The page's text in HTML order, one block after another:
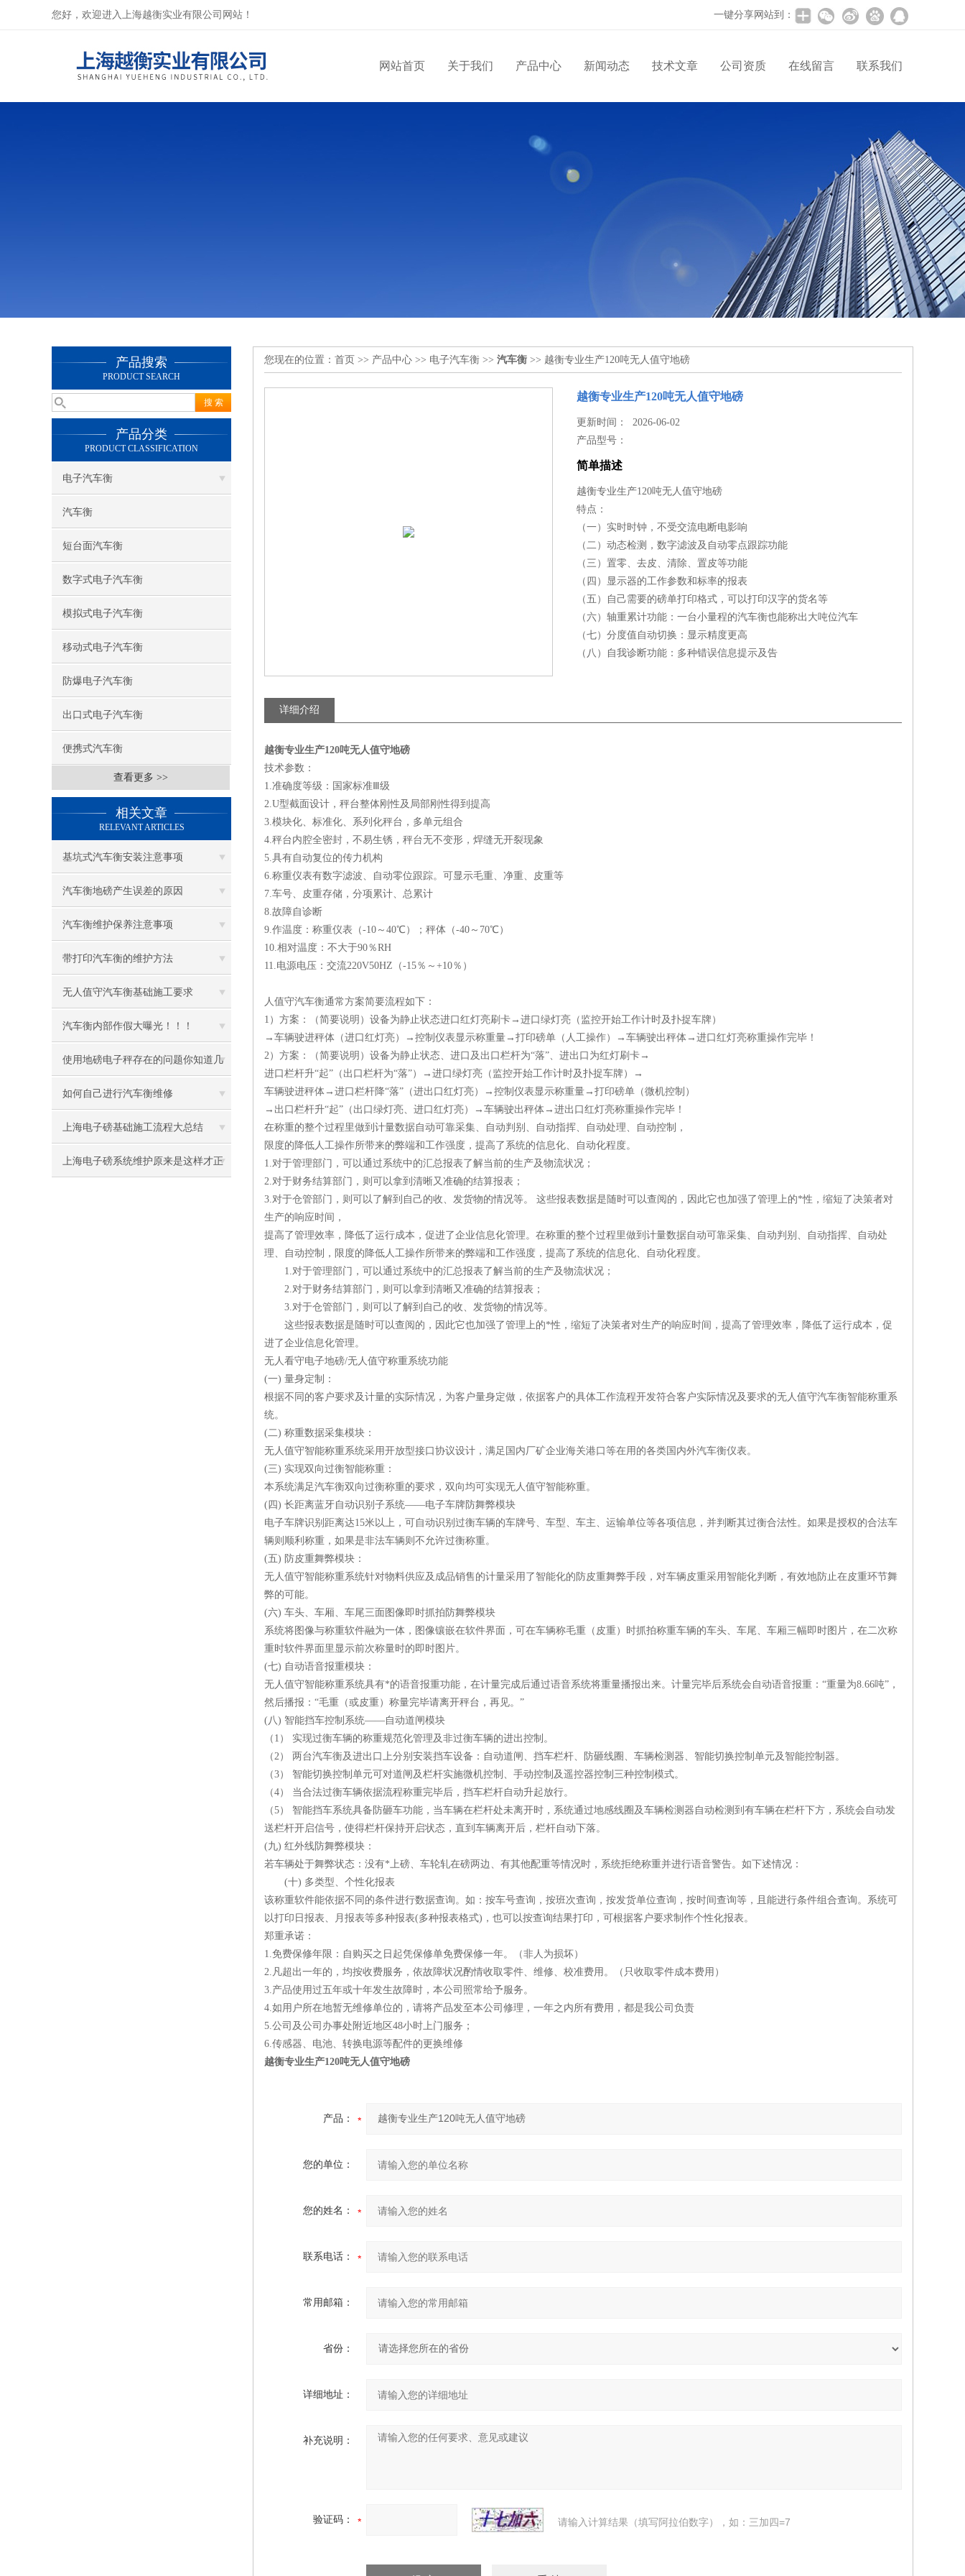
您好，欢迎进入上海越衡实业有限公司网站！ 一键分享网站到：
网站首页 关于我们 产品中心 新闻动态 技术文章 公司资质 在线留言 联系我们
产品搜索
PRODUCT SEARCH
产品分类
PRODUCT CLASSIFICATION
电子汽车衡
汽车衡
短台面汽车衡
数字式电子汽车衡
模拟式电子汽车衡
移动式电子汽车衡
防爆电子汽车衡
出口式电子汽车衡
便携式汽车衡
查看更多 >>
相关文章
RELEVANT ARTICLES
基坑式汽车衡安装注意事项
汽车衡地磅产生误差的原因
汽车衡维护保养注意事项
带打印汽车衡的维护方法
无人值守汽车衡基础施工要求
汽车衡内部作假大曝光！！！
使用地磅电子秤存在的问题你知道几
个
如何自己进行汽车衡维修
上海电子磅基础施工流程大总结
上海电子磅系统维护原来是这样才正
您现在的位置： 首页 >> 产品中心 >> 电子汽车衡 >> 汽车衡 >> 越衡专业生产120吨无人值守地磅
越衡专业生产120吨无人值守地磅
更新时间： 2026-06-02
产品型号：
简单描述
越衡专业生产120吨无人值守地磅
特点：
（一）实时时钟，不受交流电断电影响
（二）动态检测，数字滤波及自动零点跟踪功能
（三）置零、去皮、清除、置皮等功能
（四）显示器的工作参数和标率的报表
（五）自己需要的磅单打印格式，可以打印汉字的货名等
（六）轴重累计功能：一台小量程的汽车衡也能称出大吨位汽车
（七）分度值自动切换：显示精度更高
（八）自我诊断功能：多种错误信息提示及告
详细介绍
越衡专业生产120吨无人值守地磅
技术参数：
1.准确度等级：国家标准Ⅲ级
2.U型截面设计，秤台整体刚性及局部刚性得到提高
3.模块化、标准化、系列化秤台，多单元组合
4.秤台内腔全密封，不易生锈，秤台无不变形，焊缝无开裂现象
5.具有自动复位的传力机构
6.称重仪表有数字滤波、自动零位跟踪。可显示毛重、净重、皮重等
7.车号、皮重存储，分项累计、总累计
8.故障自诊断
9.作温度：称重仪表（-10～40℃）；秤体（-40～70℃）
10.相对温度：不大于90％RH
11.电源电压：交流220V50HZ（-15％～+10％）
人值守汽车衡通常方案简要流程如下：
1）方案：（简要说明）设备为静止状态进口红灯亮刷卡→进口绿灯亮（监控开始工作计时及扑捉车牌）
→车辆驶进秤体（进口红灯亮）→控制仪表显示称重量→打印磅单（人工操作）→车辆驶出秤体→进口红灯亮称重操作完毕！
2）方案：（简要说明）设备为静止状态、进口及出口栏杆为“落”、进出口为红灯刷卡→
进口栏杆升“起”（出口栏杆为“落”）→进口绿灯亮（监控开始工作计时及扑捉车牌）→
车辆驶进秤体→进口栏杆降“落”（进出口红灯亮）→控制仪表显示称重量→打印磅单（微机控制）
→出口栏杆升“起”（出口绿灯亮、进口红灯亮）→车辆驶出秤体→进出口红灯亮称重操作完毕！
在称重的整个过程里做到计量数据自动可靠采集、自动判别、自动指挥、自动处理、自动控制，
限度的降低人工操作所带来的弊端和工作强度，提高了系统的信息化、自动化程度。
1.对于管理部门，可以通过系统中的汇总报表了解当前的生产及物流状况；
2.对于财务结算部门，则可以拿到清晰又准确的结算报表；
3.对于仓管部门，则可以了解到自己的收、发货物的情况等。 这些报表数据是随时可以查阅的，因此它也加强了管理上的*性，缩短了决策者对
生产的响应时间，
提高了管理效率，降低了运行成本，促进了企业信息化管理。在称重的整个过程里做到计量数据自动可靠采集、自动判别、自动指挥、自动处
理、自动控制，限度的降低人工操作所带来的弊端和工作强度，提高了系统的信息化、自动化程度。
1.对于管理部门，可以通过系统中的汇总报表了解当前的生产及物流状况；
2.对于财务结算部门，则可以拿到清晰又准确的结算报表；
3.对于仓管部门，则可以了解到自己的收、发货物的情况等。
这些报表数据是随时可以查阅的，因此它也加强了管理上的*性，缩短了决策者对生产的响应时间，提高了管理效率，降低了运行成本，促
进了企业信息化管理。
无人看守电子地磅/无人值守称重系统功能
(一) 量身定制：
根据不同的客户要求及计量的实际情况，为客户量身定做，依据客户的具体工作流程开发符合客户实际情况及要求的无人值守汽车衡智能称重系
统。
(二) 称重数据采集模块：
无人值守智能称重系统采用开放型接口协议设计，满足国内厂矿企业海关港口等在用的各类国内外汽车衡仪表。
(三) 实现双向过衡智能称重：
本系统满足汽车衡双向过衡称重的要求，双向均可实现无人值守智能称重。
(四) 长距离蓝牙自动识别子系统——电子车牌防舞弊模块
电子车牌识别距离达15米以上，可自动识别过衡车辆的车牌号、车型、车主、运输单位等各项信息，并判断其过衡合法性。如果是授权的合法车
辆则顺利称重，如果是非法车辆则不允许过衡称重。
(五) 防皮重舞弊模块：
无人值守智能称重系统针对物料供应及成品销售的计量采用了智能化的防皮重舞弊手段，对车辆皮重采用智能化判断，有效地防止在皮重环节舞
弊的可能。
(六) 车头、车厢、车尾三面图像即时抓拍防舞弊模块
系统将图像与称重软件融为一体，图像镶嵌在软件界面，可在车辆称毛重（皮重）时抓拍称重车辆的车头、车尾、车厢三幅即时图片，在二次称
重时软件界面里显示前次称量时的即时图片。
(七) 自动语音报重模块：
无人值守智能称重系统具有*的语音报重功能，在计量完成后通过语音系统将重量播报出来。计量完毕后系统会自动语音报重：“重量为8.66吨”，
然后播报：“毛重（或皮重）称量完毕请离开秤台，再见。”
(八) 智能挡车控制系统——自动道闸模块
（1） 实现过衡车辆的称重规范化管理及非过衡车辆的进出控制。
（2） 两台汽车衡及进出口上分别安装挡车设备：自动道闸、挡车栏杆、防砸线圈、车辆检测器、智能切换控制单元及智能控制器。
（3） 智能切换控制单元可对道闸及栏杆实施微机控制、手动控制及遥控器控制三种控制模式。
（4） 当合法过衡车辆依据流程称重完毕后，挡车栏杆自动升起放行。
（5） 智能挡车系统具备防砸车功能，当车辆在栏杆处未离开时，系统通过地感线圈及车辆检测器自动检测到有车辆在栏杆下方，系统会自动发
送栏杆开启信号，使得栏杆保持开启状态，直到车辆离开后，栏杆自动下落。
(九) 红外线防舞弊模块：
若车辆处于舞弊状态：没有*上磅、车轮轧在磅两边、有其他配重等情况时，系统拒绝称重并进行语音警告。如下述情况：
(十) 多类型、个性化报表
该称重软件能依据不同的条件进行数据查询。如：按车号查询，按班次查询，按发货单位查询，按时间查询等，且能进行条件组合查询。系统可
以打印日报表、月报表等多种报表(多种报表格式)，也可以按查询结果打印，可根据客户要求制作个性化报表。
郑重承诺：
1.免费保修年限：自购买之日起凭保修单免费保修一年。（非人为损坏）
2.凡超出一年的，均按收费服务，依故障状况酌情收取零件、维修、校准费用。（只收取零件成本费用）
3.产品使用过五年或十年发生故障时，本公司照常给予服务。
4.如用户所在地暂无维修单位的，请将产品发至本公司修理，一年之内所有费用，都是我公司负责
5.公司及公司办事处附近地区48小时上门服务；
6.传感器、电池、转换电源等配件的更换维修
越衡专业生产120吨无人值守地磅
产品：
您的单位：
您的姓名：
联系电话：
常用邮箱：
省份：
详细地址：
补充说明：
验证码： 请输入计算结果（填写阿拉伯数字），如：三加四=7